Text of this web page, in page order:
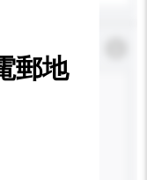
郵地